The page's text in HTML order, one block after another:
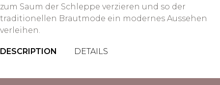
zum Saum der Schleppe verzieren und so der
traditionellen Brautmode ein modernes Aussehen
verleihen.
DESCRIPTION DETAILS